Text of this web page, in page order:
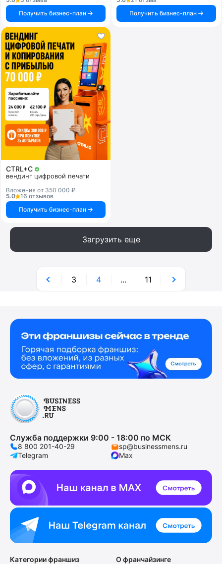
Получить бизнес-план
Получить бизнес-план
CTRL+C
вендинг цифровой печати
Вложения от 350 000 ₽
5.0
16 отзывов
Получить бизнес-план
Загрузить еще
3 4 ... 11
Служба поддержки 9:00 - 18:00 по МСК
8 800 201-40-29
sp@businessmens.ru
Telegram
Max
Категории франшиз
О франчайзинге